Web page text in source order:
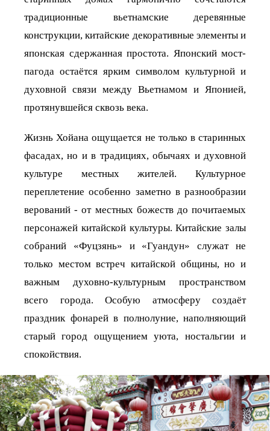
традиционные вьетнамские деревянные
конструкции, китайские декоративные элементы и
японская сдержанная простота. Японский мост-
пагода остаётся ярким символом культурной и
духовной связи между Вьетнамом и Японией,
протянувшейся сквозь века.
Жизнь Хойана ощущается не только в старинных
фасадах, но и в традициях, обычаях и духовной
культуре местных жителей. Культурное
переплетение особенно заметно в разнообразии
верований - от местных божеств до почитаемых
персонажей китайской культуры. Китайские залы
собраний «Фуцзянь» и «Гуандун» служат не
только местом встреч китайской общины, но и
важным духовно-культурным пространством
всего города. Особую атмосферу создаёт
праздник фонарей в полнолуние, наполняющий
старый город ощущением уюта, ностальгии и
спокойствия.